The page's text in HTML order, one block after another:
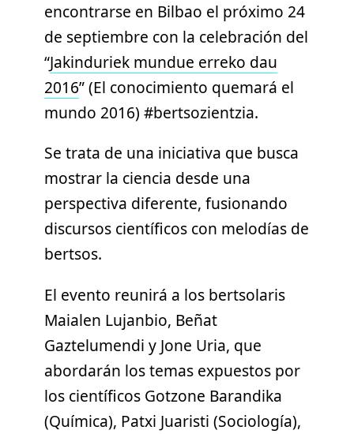
encontrarse en Bilbao el próximo 24
de septiembre con la celebración del
“Jakinduriek mundue erreko dau
2016” (El conocimiento quemará el
mundo 2016) #bertsozientzia.
Se trata de una iniciativa que busca
mostrar la ciencia desde una
perspectiva diferente, fusionando
discursos científicos con melodías de
bertsos.
El evento reunirá a los bertsolaris
Maialen Lujanbio, Beñat
Gaztelumendi y Jone Uria, que
abordarán los temas expuestos por
los científicos Gotzone Barandika
(Química), Patxi Juaristi (Sociología),